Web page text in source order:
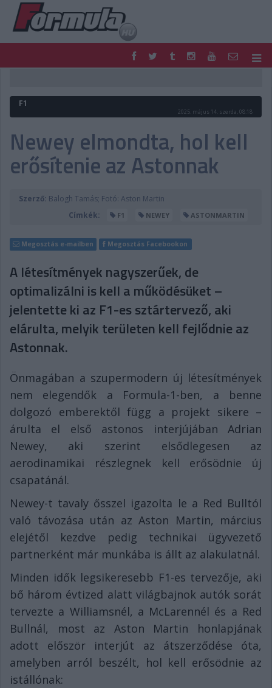
FORMULA
MOTOR
PODCAST
SHOP
TIPPJÁTÉK
DIGITÁLIS MAGAZIN
PONTÁLLÁSOK
F1
2025. május 14. szerda, 08:18
Newey elmondta, hol kell
erősítenie az Astonnak
Szerző: Balogh Tamás; Fotó: Aston Martin
Címkék:
F1 NEWEY ASTONMARTIN
Megosztás e-mailben Megosztás Facebookon
A létesítmények nagyszerűek, de
optimalizálni is kell a működésüket –
jelentette ki az F1-es sztártervező, aki
elárulta, melyik területen kell fejlődnie az
Astonnak.
Önmagában a szupermodern új létesítmények
nem elegendők a Formula-1-ben, a benne
dolgozó emberektől függ a projekt sikere –
árulta el első astonos interjújában Adrian
Newey, aki szerint elsődlegesen az
aerodinamikai részlegnek kell erősödnie új
csapatánál.
Newey-t tavaly ősszel igazolta le a Red Bulltól
való távozása után az Aston Martin, március
elejétől kezdve pedig technikai ügyvezető
partnerként már munkába is állt az alakulatnál.
Minden idők legsikeresebb F1-es tervezője, aki
bő három évtized alatt világbajnok autók sorát
tervezte a Williamsnél, a McLarennél és a Red
Bullnál, most az Aston Martin honlapjának
adott először interjút az átszerződése óta,
amelyben arról beszélt, hol kell erősödnie az
istállónak: